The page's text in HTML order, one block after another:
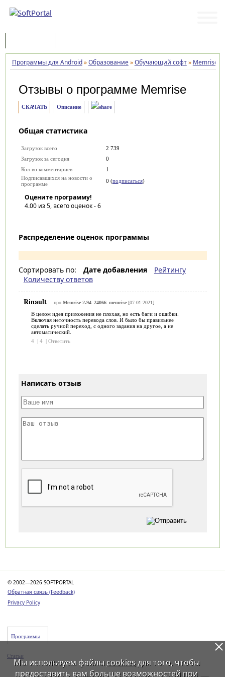
Программы для Android»Образование»Обучающий софт» Memrise
Отзывы о программе Memrise
СКАЧАТЬ Описание
Общая статистика
Загрузок всего
2 739
Загрузок за сегодня
0
Кол-во комментариев
1
Подписавшихся на новости о
программе
0 (подписаться)
Оцените программу!
4.00из 5, всего оценок -6
Распределение оценок программы
Сортировать по: Дате добавления
Рейтингу
Количеству ответов
Rinault про Memrise 2.94_24066_memrise[07-01-2021]
В целом идея приложения не плохая, но есть баги и ошибки.
Включая неточность перевода слов. И было бы правильнее
сделать ручной переход, с одного задания на другое, а не
автоматический.
4 | 4 | Ответить
Написать отзыв
© 2002—2026 SOFTPORTAL
Обратная связь (Feedback)
Privacy Policy
Программы
Статьи
Мы используем файлы cookiesдля того, чтобы
предоставить вам больше возможностей при